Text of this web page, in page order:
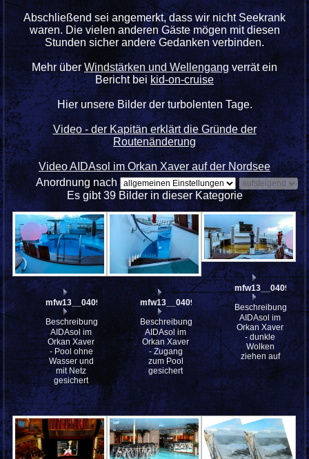
Abschließend sei angemerkt, dass wir nicht Seekrank
waren. Die vielen anderen Gäste mögen mit diesen
Stunden sicher andere Gedanken verbinden.
Mehr über Windstärken und Wellengangverrät ein
Bericht bei kid-on-cruise
Hier unsere Bilder der turbolenten Tage.
Video - der Kapitän erklärt die Gründe der
Routenänderung
Video AIDAsol im Orkan Xaver auf der Nordsee
Anordnung nach
Es gibt 39 Bilder in dieser Kategorie
mfw13__040922
Beschreibung:
AIDAsol im
Orkan Xaver
- Pool ohne
Wasser und
mit Netz
gesichert
mfw13__040921
Beschreibung:
AIDAsol im
Orkan Xaver
- Zugang
zum Pool
gesichert
Beschreibung:
AIDAsol im
Orkan Xaver
- dunkle
Wolken
ziehen auf